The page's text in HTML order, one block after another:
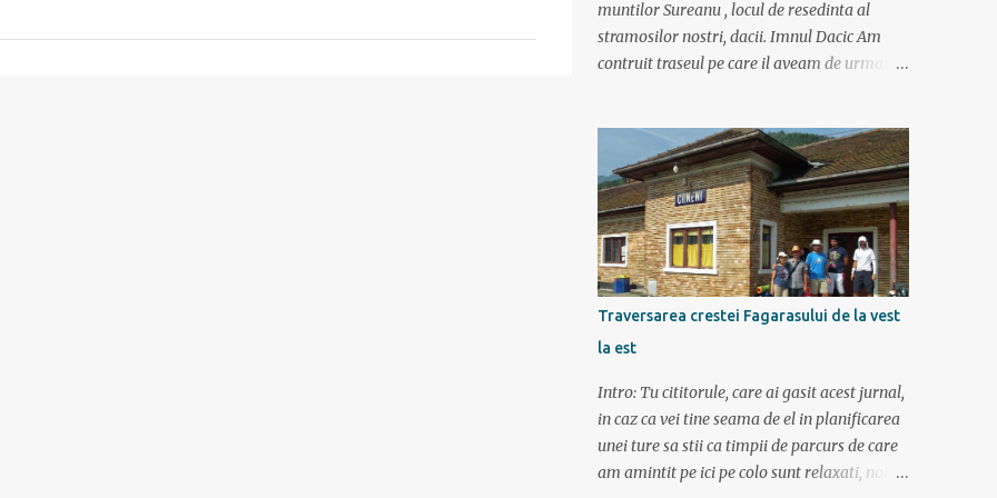
muntilor Sureanu , locul de resedinta al
stramosilor nostri, dacii. Imnul Dacic Am
contruit traseul pe care il aveam de urmat
zile ca doar de aia e vacanta. Am plecat
sambata 30 iulie pe ruta Pitesti, Rm. Valcea,
Novaci, Ranca, Sebes, Orastie. Si cum se
putea sa plecam decat cu masina dacilor, ce-
i drept restilizata si imbunatatita, denumita
acum Dacia Logan. Ne-am inarmat cu 3-4
harti si cu un plan bine documentat de vreo
15 pagini (cine il vrea sa ridice mana sus). Am
inghesuit cu greu rucsacii, corturile, sacii de
dormit si mancarea in masina.
Traversarea crestei Fagarasului de la vest
la est
Intro: Tu cititorule, care ai gasit acest jurnal,
in caz ca vei tine seama de el in planificarea
unei ture sa stii ca timpii de parcurs de care
am amintit pe ici pe colo sunt relaxati, noi